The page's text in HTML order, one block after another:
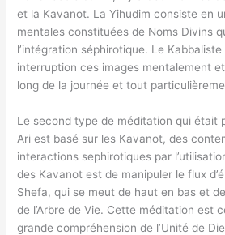
et la Kavanot. La Yihudim consiste en
mentales constituées de Noms Divins
l’intégration séphirotique. Le
interruption ces images mentalement
long de la journée et tout
Le second type de méditation qui était
Ari est basé sur les Kavanot, des
interactions sephirotiques par
des Kavanot est de manipuler le flux
Shefa, qui se meut de haut en bas et
de l’Arbre de Vie. Cette méditation est
grande compréhension de l’Unité de